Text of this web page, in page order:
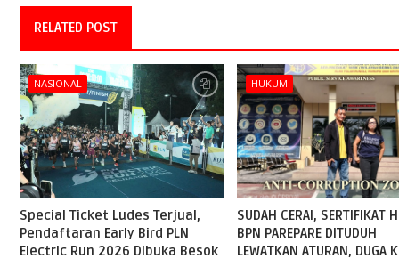
RELATED POST
NASIONAL
Special Ticket Ludes Terjual,
Pendaftaran Early Bird PLN
Electric Run 2026 Dibuka Besok
HUKUM
SUDAH CERAI, SERTIFIKAT
BPN PAREPARE DITUDUH
LEWATKAN ATURAN, DUGA